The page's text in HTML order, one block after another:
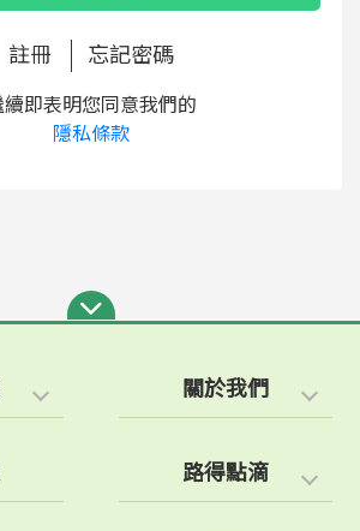
註冊 忘記密碼
續即表明您同意我們的
隱私條款
關於我們
路得點滴